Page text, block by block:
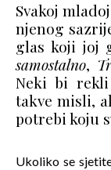
Svakoj
njenog
glas koji joj
samostalno,
Neki bi
takve misli,
potrebi koju
Ukoliko se